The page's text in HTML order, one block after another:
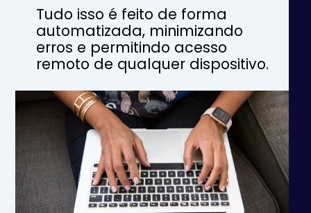
Tudo isso é feito de forma
automatizada, minimizando
erros e permitindo acesso
remoto de qualquer dispositivo.